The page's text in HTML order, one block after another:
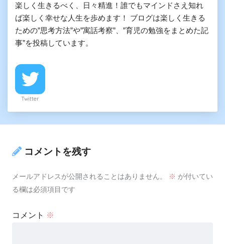
楽しく生きるべく、日々精進！誰でもマインドさえ知れ
ば楽しく幸せな人生を歩めます！ ブログは楽しく生きる
ための”思考方法”や”寓話考察”、”育児の勉強をまとめた記
事”を投稿しています。
Twitter
コメントを残す
メールアドレスが公開されることはありません。 ※ が付いてい
る欄は必須項目です
コメント ※